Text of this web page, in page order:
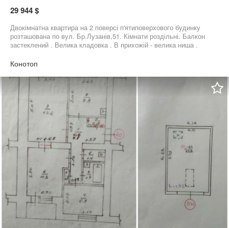
29 944 $
Двокімнатна квартира на 2 поверсі п'ятиповерхового будинку
розташована по вул. Бр.Лузанів,51. Кімнати роздільні. Балкон
застеклений . Велика кладовка . В прихожій - велика ниша .
центрі міста. Поруч - відділення нової пошти 2. Всі магазини
надзвичайно тепла. Квартира охайна та доглянута. Ціна
продажу 548 євро за квадратний метр. Квартира готова до
заселення. Телефонуйте, завжди передзвонюю.
Конотоп